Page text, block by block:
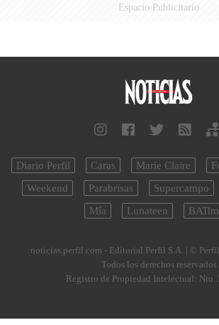
Espacio Publicitario
Diario Perfil Caras Marie Claire
Weekend
Parabrisas Supercampo
Mía
Lunateen
noticias.perfil.com - Editorial Perfil S.A. | ©
Todos los derechos reservados
Registro de Propiedad Intelectual: Nro.